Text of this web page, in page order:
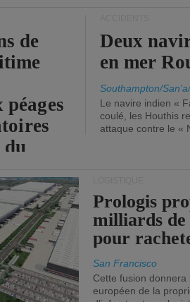
de
Deux
en mer
Southampton/
Le navire indien «
coulé, les Houthis
attaque contre le «
Prologis
milliards
pour
San Francisco
Cette fusion
européen de la